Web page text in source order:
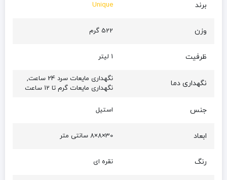
برند Unique
وزن 522 گرم
ظرفیت 1 لیتر
نگهداری دما
نگهداری مایعات سرد 24 ساعت,
نگهداری مایعات گرم تا 12 ساعت
جنس استیل
ابعاد 30×8×8 سانتی متر
رنگ نقره ای